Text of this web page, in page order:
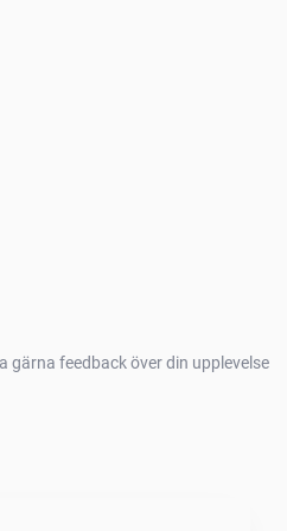
gärna feedback över din upplevelse